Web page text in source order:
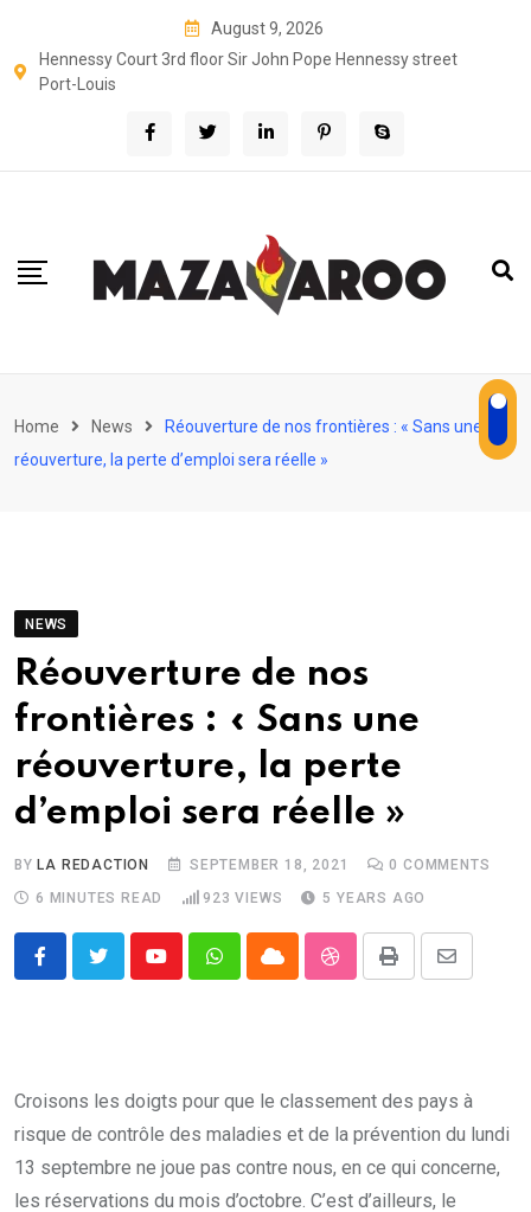
content
August 9, 2026
Hennessy Court 3rd floor Sir John Pope Hennessy street
Port-Louis
Home News
Réouverture de nos frontières : « Sans une
réouverture, la perte d’emploi sera réelle »
NEWS
Réouverture de nos
frontières : « Sans une
réouverture, la perte
d’emploi sera réelle »
BYLA REDACTION SEPTEMBER 18, 2021 0 COMMENTS
6 MINUTES READ
923 VIEWS 5 YEARS AGO
YoutubeWhatsappCloud StumbleUpon
Print
Share
Croisons les doigts pour que le classement des pays à
risque de contrôle des maladies et de la prévention du lundi
13 septembre ne joue pas contre nous, en ce qui concerne,
les réservations du mois d’octobre. C’est d’ailleurs, le